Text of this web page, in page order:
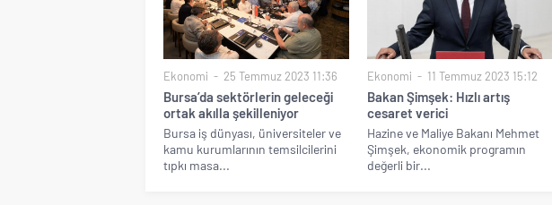
Ekonomi 25 Temmuz 2023 11:36
Bursa’da sektörlerin geleceği
ortak akılla şekilleniyor
Bursa iş dünyası, üniversiteler ve
kamu kurumlarının temsilcilerini
tıpkı masa...
Ekonomi 11 Temmuz 2023 15:12
Bakan Şimşek: Hızlı artış
cesaret verici
Hazine ve Maliye Bakanı Mehmet
Şimşek, ekonomik programın
değerli bir...